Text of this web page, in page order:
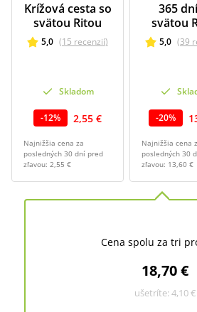
Krížová cesta so
svätou Ritou
5,0 (15 recenzií)
Skladom
-12% 2,55 €
Najnižšia cena za
posledných 30 dní pred
zľavou: 2,55 €
365
svätou
5,0 (39
-20%
Najnižšia cena
posledných 30
zľavou: 13,60 €
Cena spolu za tri
18,70 €
ušetríte: 4,10 €